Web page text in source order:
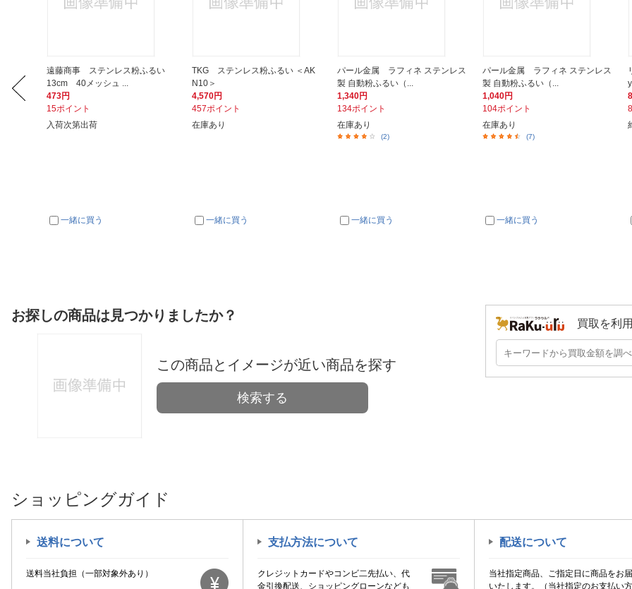
遠藤商事 ステンレス粉ふるい
13cm 40メッシュ ...
473円
15ポイント
入荷次第出荷
一緒に買う
TKG ステンレス粉ふるい ＜AK
N10＞
4,570円
457ポイント
在庫あり
一緒に買う
パール金属 ラフィネ ステンレス
製 自動粉ふるい（...
1,340円
134ポイント
在庫あり
(2)
一緒に買う
パール金属 ラフィネ ステンレス
製 自動粉ふるい（...
1,040円
104ポイント
在庫あり
(7)
一緒に買う
お探しの商品は見つかりましたか？
この商品とイメージが近い商品を探す
検索する
買取を利
ショッピングガイド
送料について
送料当社負担（一部対象外あり）
支払方法について
クレジットカードやコンビ二先払い、代
金引換配送、ショッピングローンなども
配送について
当社指定商品、ご指定日に商品をお
いたします。（当社指定のお支払い